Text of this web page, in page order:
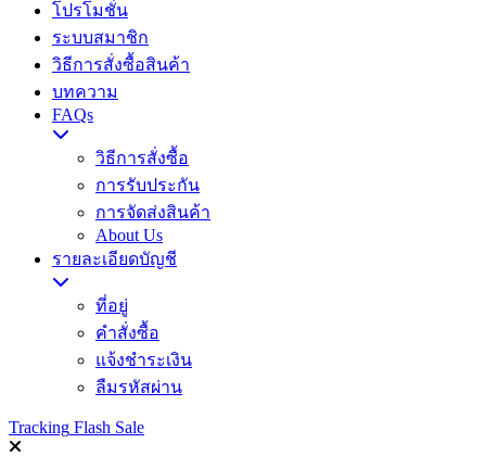
โปรโมชั่น
ระบบสมาชิก
วิธีการสั่งซื้อสินค้า
บทความ
FAQs
วิธีการสั่งซื้อ
การรับประกัน
การจัดส่งสินค้า
About Us
รายละเอียดบัญชี
ที่อยู่
คำสั่งซื้อ
แจ้งชำระเงิน
ลืมรหัสผ่าน
Tracking Flash Sale